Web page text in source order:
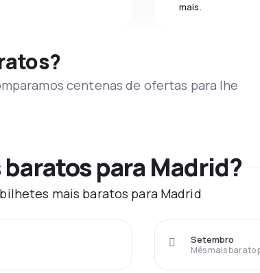
mais.
centenas de ofertas para lhe
para Madrid?
mais baratos para Madrid
Mês mais barato
Setembro